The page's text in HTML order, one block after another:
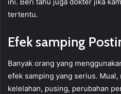
tertentu.
Efek samping
Banyak orang yang
efek samping yang serius.
kelelahan, pusing, perubahan